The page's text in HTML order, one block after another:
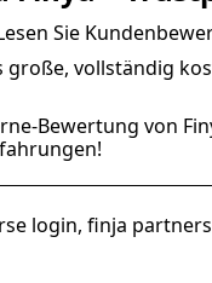
Sie
große, vollständig
Bewertung von
login, finja